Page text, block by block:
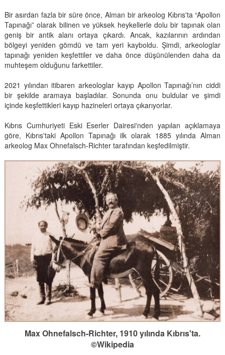
Bir asırdan fazla bir süre önce, Alman bir arkeolog Kıbrıs'ta “Apollon
Tapınağı” olarak bilinen ve yüksek heykellerle dolu bir tapınak olan
geniş bir antik alanı ortaya çıkardı. Ancak, kazılarının ardından
bölgeyi yeniden gömdü ve tam yeri kayboldu. Şimdi, arkeologlar
tapınağı yeniden keşfettiler ve daha önce düşünülenden daha da
muhteşem olduğunu farkettiler.
2021 yılından itibaren arkeologlar kayıp Apollon Tapınağı’nın ciddi
bir şekilde aramaya başladılar. Sonunda onu buldular ve şimdi
içinde keşfettikleri kayıp hazineleri ortaya çıkarıyorlar.
Kıbrıs Cumhuriyeti Eski Eserler Dairesi'nden yapılan açıklamaya
göre, Kıbrıs'taki Apollon Tapınağı ilk olarak 1885 yılında Alman
arkeolog Max Ohnefalsch-Richter tarafından keşfedilmiştir.
Max Ohnefalsch-Richter, 1910 yılında Kıbrıs'ta.
©Wikipedia